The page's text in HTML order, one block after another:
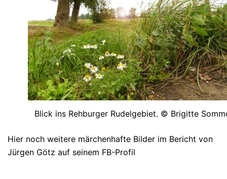
Blick ins Rehburger Rudelgebiet. © Brigitte
Hier noch weitere märchenhafte Bilder im Bericht von
Jürgen Götz auf seinem FB-Profil